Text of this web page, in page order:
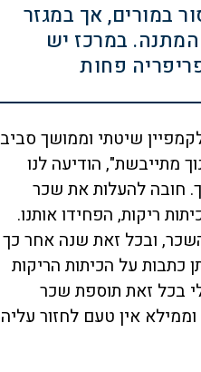
במורים, אך במגזר
במרכז יש
פחות
שיטתי וממושך סביב
מתייבשת", הודיעה לנו
חובה להעלות את שכר
ריקות, הפחידו אותנו.
ובכל זאת שנה אחר כך
כתבות על הכיתות הריקות
בכל זאת תוספת שכר
וממילא אין טעם לחזור עליה